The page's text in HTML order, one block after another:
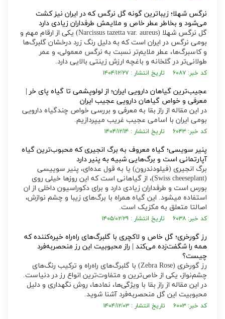
نرگس شهلا؛ زیبا‌ترین گونه گل نرگس که در ایران نیز کشت
می‌شود و بخاطر عطر خاص و ملایمش طرفداران زیادی دارد
گل نرگس شهلا (Narcissus tazetta var. aureus) یکی از ارقام مهم و
بومی نرگس در ایران است که به دلیل رنگ زرد درخشان گلبرگ‌ها
و کاسبرگ‌ها، عطر ملایم‌تر نسبت به نرگس معمولی، و عمر
طولانی‌تر در گلخانه و باغچه ارزش زینتی بالایی دارد.
کد خبر: ۶۰۸۷ تاریخ انتشار : ۱۴۰۴/۱۲/۲۷
عجیب‌ترین گیاهان دارویی ایران؛ از لولوپشمی تا گیاه پای خر |
معرفی و خواص گیاهان دارویی عجیب ایران
در این مقاله از راز بقا به معرفی و بررسی خواص چندگیاه دارویی
بومی ایران با اسامی عجیب غریب میپردازیم.
کد خبر: ۶۰۴۳ تاریخ انتشار : ۱۴۰۴/۱۲/۱۴
پنیر سویسی؛ گیاه معروف به برگ انجیری که محبوب‌ترین گیاه
آپارتمانی است و برگ‌هایی شبیه به پنیر دارد
برگ انجیری (فیلودندرون) یا به قول عده‌ای، پنیر سوییسی
(Swiss cheeseplant)، از گیاهانی است که این روز‌ها خیلی روی
بورس است و طرفداران زیادی دارد و برای دکوراسیون داخلی از ان
استفاده میشود. این گیاه همراه با برگ‌های زیبا و چشم نوازش،
اصالتا متعلق به مکزیک است.
کد خبر: ۶۰۳۸ تاریخ انتشار : ۱۴۰۵/۰۲/۲۹
رز گورخری؛ گل خاص و لاکچری با گلبرگ‌های راه‌راه خیره‌کننده که
همه را شگفت‌زده می‌کند | راز محبوبیت این رز منحصر‌به‌فرد
چیست؟
رز گورخری (Zebra Rose) با گلبرگ‌های راه‌راه و ترکیب رنگ‌های
چشم‌نواز، یکی از خاص‌ترین و متفاوت‌ترین انواع رز در دنیاست.
در این مقاله از راز بقا با ویژگی‌ها، نمادها، روش نگهداری و دلیل
محبوبیت این گل منحصر‌به‌فرد آشنا شوید.
کد خبر: ۶۰۰۳ تاریخ انتشار : ۱۴۰۴/۱۲/۰۳